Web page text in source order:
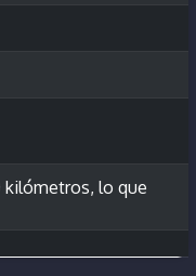
kilómetros, lo que